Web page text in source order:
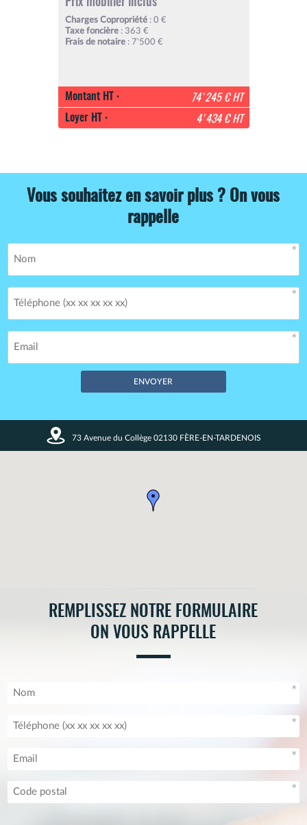
Prix mobilier inclus
Charges Copropriété: 0 €
Taxe foncière: 363 €
Frais de notaire: 7'500 €
Montant HT :
74'245 € HT
Loyer HT :
4'434 € HT
Vous souhaitez en savoir plus ? On vous
rappelle
Champs obligatoires *
Vos données restent confidentielles. Enregistrement CNIL
73 Avenue du Collège 02130 FÈRE-EN-TARDENOIS
REMPLISSEZ NOTRE FORMULAIRE
ON VOUS RAPPELLE